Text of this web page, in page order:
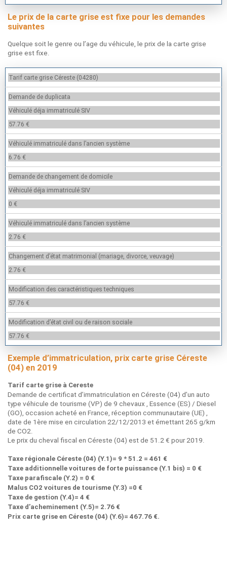
Le prix de la carte grise est fixe pour les demandes
suivantes
Quelque soit le genre ou l’age du véhicule, le prix de la carte grise
grise est fixe.
Tarif carte grise Céreste (04280)
Demande de duplicata
Véhiculé déja immatriculé SIV
57.76 €
Véhiculé immatriculé dans l’ancien système
6.76 €
Demande de changement de domicile
Véhiculé déja immatriculé SIV
0 €
Véhiculé immatriculé dans l’ancien système
2.76 €
Changement d’état matrimonial (mariage, divorce, veuvage)
2.76 €
Modification des caractéristiques techniques
57.76 €
Modification d’état civil ou de raison sociale
57.76 €
Exemple d’immatriculation, prix carte grise Céreste
(04) en 2019
Tarif carte grise à Cereste
Demande de certificat d’immatriculation en Céreste (04) d’un auto
type véhicule de tourisme (VP) de 9 chevaux , Essence (ES) / Diesel
(GO), occasion acheté en France, réception communautaire (UE) ,
date de 1ère mise en circulation 22/12/2013 et émettant 265 g/km
de CO2.
Le prix du cheval fiscal en Céreste (04) est de 51.2 € pour 2019.
Taxe régionale Céreste (04) (Y.1)= 9 * 51.2 = 461 €
Taxe additionnelle voitures de forte puissance (Y.1 bis) = 0 €
Taxe parafiscale (Y.2) = 0 €
Malus CO2 voitures de tourisme (Y.3) =0 €
Taxe de gestion (Y.4)= 4 €
Taxe d’acheminement (Y.5)= 2.76 €
Prix carte grise en Céreste (04) (Y.6)= 467.76 €.